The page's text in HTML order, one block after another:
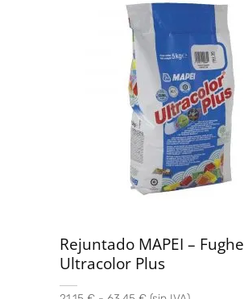
Rejuntado MAPEI – Fughe
Ultracolor Plus